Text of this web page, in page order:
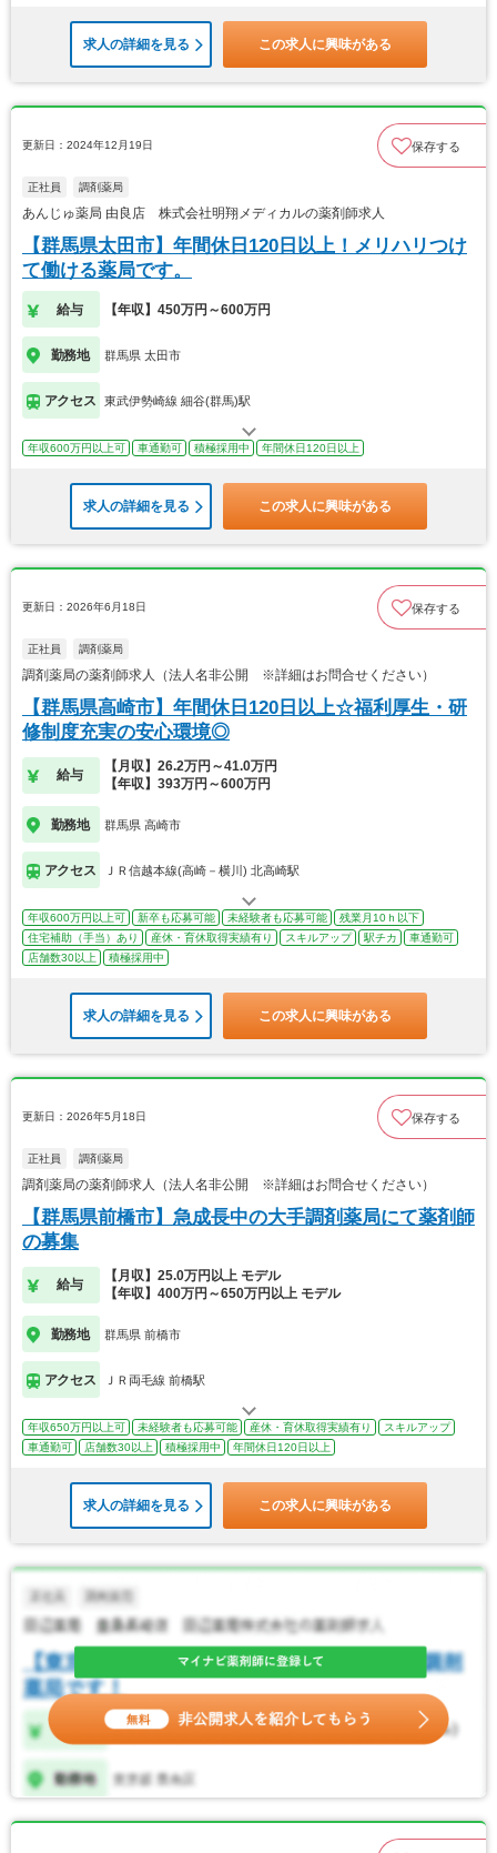
求人の詳細を見る この求人に興味がある
更新日：2024年12月19日 保存する
正社員 調剤薬局
あんじゅ薬局 由良店 株式会社明翔メディカルの薬剤師求人
【群馬県太田市】年間休日120日以上！メリハリつけ
て働ける薬局です。
給与 【年収】450万円～600万円
勤務地 群馬県 太田市
アクセス 東武伊勢崎線 細谷(群馬)駅
年収600万円以上可 車通勤可 積極採用中 年間休日120日以上
求人の詳細を見る この求人に興味がある
更新日：2026年6月18日 保存する
正社員 調剤薬局
調剤薬局の薬剤師求人（法人名非公開 ※詳細はお問合せください）
【群馬県高崎市】年間休日120日以上☆福利厚生・研
修制度充実の安心環境◎
給与
【月収】26.2万円～41.0万円
【年収】393万円～600万円
勤務地 群馬県 高崎市
アクセス ＪＲ信越本線(高崎－横川) 北高崎駅
年収600万円以上可 新卒も応募可能 未経験者も応募可能
残業月10ｈ以下
住宅補助（手当）あり
産休・育休取得実績有り スキルアップ 駅チカ
車通勤可
店舗数30以上
積極採用中
求人の詳細を見る この求人に興味がある
更新日：2026年5月18日 保存する
正社員 調剤薬局
調剤薬局の薬剤師求人（法人名非公開 ※詳細はお問合せください）
【群馬県前橋市】急成長中の大手調剤薬局にて薬剤師
の募集
給与
【月収】25.0万円以上 モデル
【年収】400万円～650万円以上 モデル
勤務地 群馬県 前橋市
アクセス ＪＲ両毛線 前橋駅
年収650万円以上可 未経験者も応募可能 産休・育休取得実績有り
スキルアップ
車通勤可
店舗数30以上 積極採用中 年間休日120日以上
求人の詳細を見る この求人に興味がある